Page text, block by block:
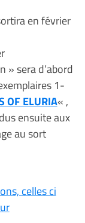
en février
» sera d’abord
1-
OF ELURIA« ,
ensuite aux
au sort
celles ci